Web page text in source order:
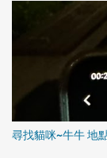
尋找貓咪~牛牛 地